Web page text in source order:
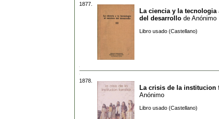
1877.
La ciencia y la
del desarrollo de Anónimo
Libro usado (Castellano)
1878.
La crisis de la institucion
Anónimo
Libro usado (Castellano)